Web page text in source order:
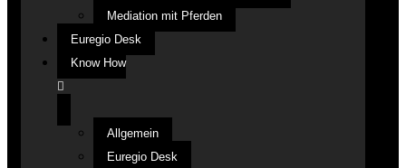
Mediation mit Pferden
Euregio Desk
Know How
Allgemein
Euregio Desk